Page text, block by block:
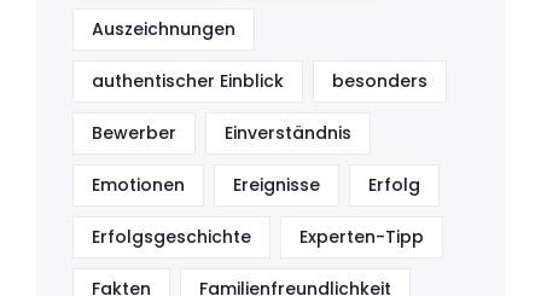
Auszeichnungen
authentischer Einblick besonders
Bewerber Einverständnis
Emotionen Ereignisse Erfolg
Erfolgsgeschichte Experten-Tipp
Fakten Familienfreundlichkeit